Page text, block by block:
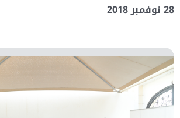
28 نوفمبر 2018